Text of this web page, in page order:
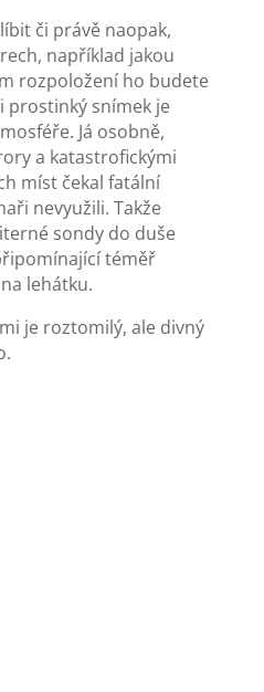
či právě naopak,
například jakou
rozpoložení ho budete
prostinký snímek je
Já osobně,
a katastrofickými
míst čekal fatální
nevyužili. Takže
sondy do duše
téměř
lehátku.
je roztomilý, ale divný